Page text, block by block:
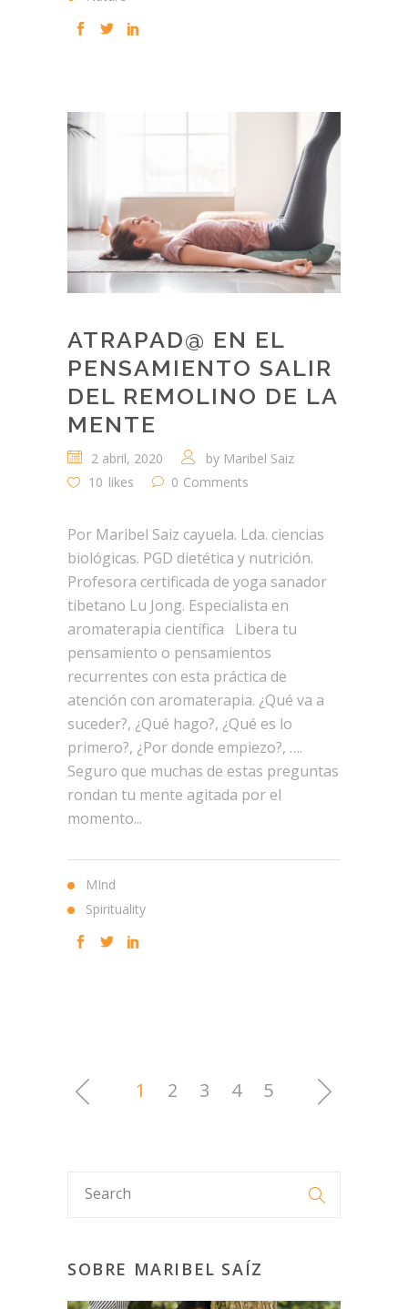
ATRAPAD@ EN EL
PENSAMIENTO SALIR
DEL REMOLINO DE LA
MENTE
2 abril, 2020 by Maribel Saiz
10 likes 0 Comments
Por Maribel Saiz cayuela. Lda. ciencias
biológicas. PGD dietética y nutrición.
Profesora certificada de yoga sanador
tibetano Lu Jong. Especialista en
aromaterapia científica Libera tu
pensamiento o pensamientos
recurrentes con esta práctica de
atención con aromaterapia. ¿Qué va a
suceder?, ¿Qué hago?, ¿Qué es lo
primero?, ¿Por donde empiezo?, ….
Seguro que muchas de estas preguntas
rondan tu mente agitada por el
momento...
MInd
Spirituality
1 2 3 4 5
SOBRE MARIBEL SAÍZ